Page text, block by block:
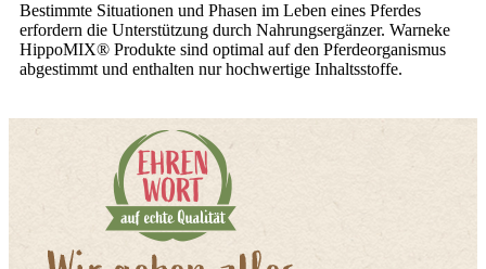
Bestimmte Situationen und Phasen im Leben eines Pferdes
erfordern die Unterstützung durch Nahrungsergänzer. Warneke
HippoMIX® Produkte sind optimal auf den Pferdeorganismus
abgestimmt und enthalten nur hochwertige Inhaltsstoffe.